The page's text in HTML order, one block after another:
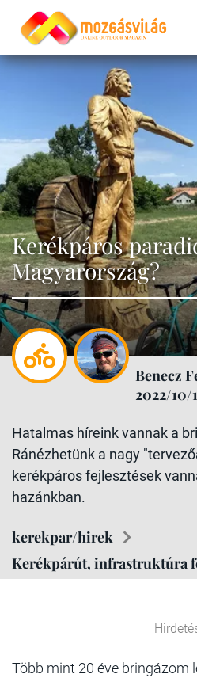
Kerékpáros
Magyarország?
Benecz
2022/10/
Hatalmas híreink vannak a
Ránézhetünk a nagy
kerékpáros fejlesztések
hazánkban.
kerekpar/hirek
Kerékpárút, infrastruktúra
Több mint 20 éve bringázom